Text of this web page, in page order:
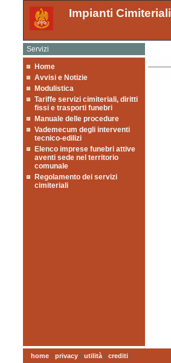
Impianti Cimiteriali
Servizi
Home
Avvisi e Notizie
Modulistica
Tariffe servizi cimiteriali, diritti
fissi e trasporti funebri
Manuale delle procedure
Vademecum degli interventi
tecnico-edilizi
Elenco imprese funebri attive
aventi sede nel territorio
comunale
Regolamento dei servizi
cimiteriali
| home | privacy | utilità | crediti |